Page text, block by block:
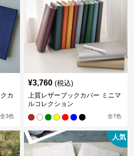
カ
全3色
¥3,760 (税込)
上質レザーブックカバー ミニマ
ルコレクション
全7色
人気